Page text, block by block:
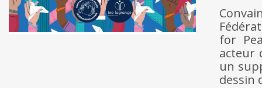
for
acteur
un
dessin